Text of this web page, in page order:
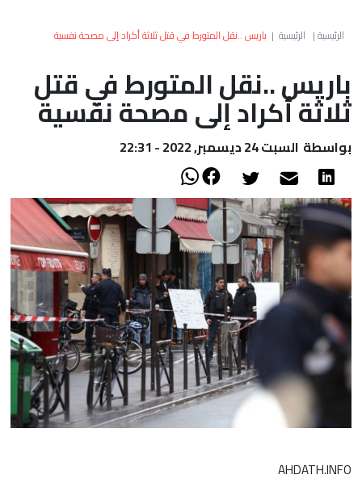
العالم
أعمدة
الصحراء
الرئيسية| الرئيسية | باريس ..نقل المتورط في قتل ثلاثة أكراد إلى مصحة نفسية
باريس ..نقل المتورط في قتل
ثلاثة أكراد إلى مصحة نفسية
بواسطة السبت 24 ديسمبر, 2022 - 22:31
AHDATH.INFO